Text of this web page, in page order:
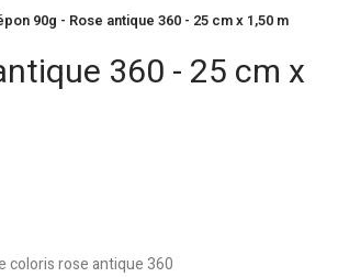
90g - Rose antique 360 - 25 cm x 1,50 m
360 - 25 cm x
coloris rose antique 360